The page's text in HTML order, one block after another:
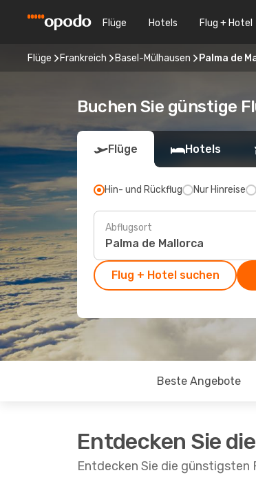
Flüge Hotels Flug + Hotel
Flüge Frankreich Basel-Mülhausen Palma de
Buchen Sie günstige
Flüge Hotels
Hin- und Rückflug Nur Hinreise
Abflugsort
Flug + Hotel suchen
Beste Angebote
Entdecken Sie
Entdecken Sie die günstigsten